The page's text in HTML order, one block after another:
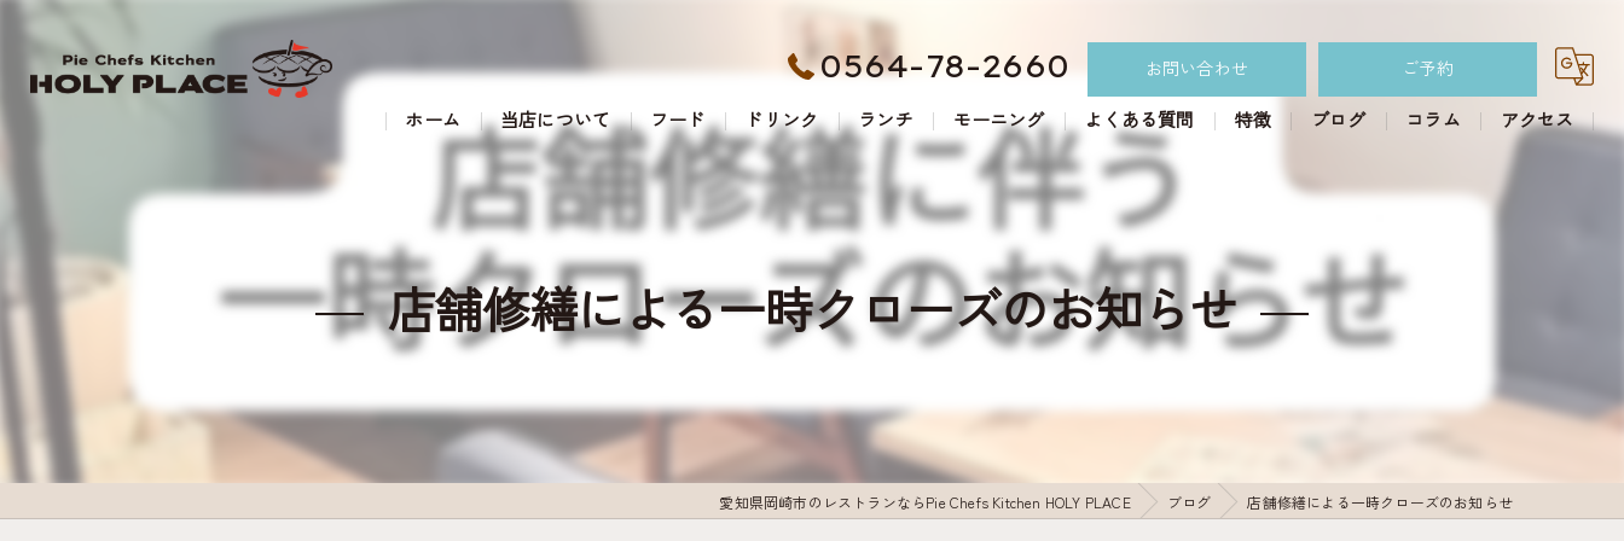
0564-78-2660 お問い合わせ ご予約
ホーム 当店について フード ドリンク ランチ モーニング よくある質問 特徴
カフェ
パイ
スイーツパイ
おかずパイ
食べ放題ランチ
ブログ コラム アクセス
店舗修繕による一時クローズのお知らせ
愛知県岡崎市のレストランならPie Chefs Kitchen HOLY PLACE ブログ 店舗修繕による一時クローズのお知らせ